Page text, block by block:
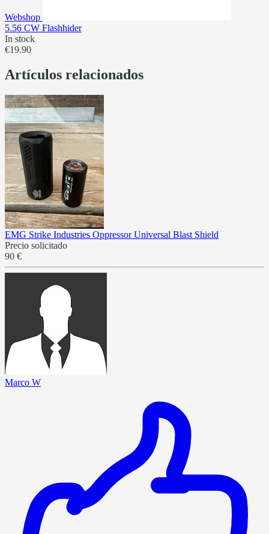
Webshop
5.56 CW Flashhider
In stock
€19.90
Artículos relacionados
EMG Strike Industries Oppressor Universal Blast Shield
Precio solicitado
90 €
Marco W